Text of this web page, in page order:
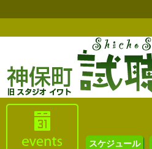
スケジュール